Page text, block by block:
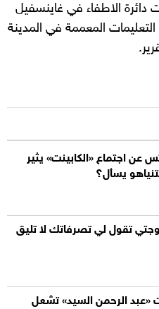
دائرة الاطفاء في غاينسفيل
المعممة في المدينة
عن اجتماع «الكابينت» يثير
يسأل؟
تقول لي تصرفاتك لا تليق
«عبد الرحمن السيد» تشعل